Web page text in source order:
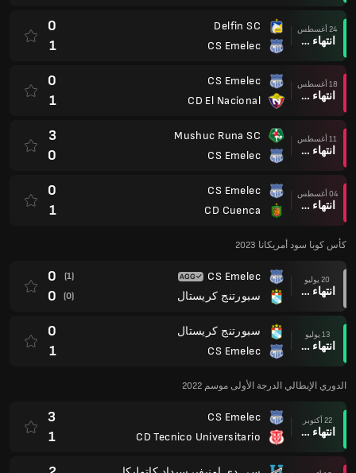
24 أغسطس
انتهاء وقت المباراة
Delfin SC
CS Emelec
0
1
18 أغسطس
انتهاء وقت المباراة
CS Emelec
CD El Nacional
0
1
11 أغسطس
انتهاء وقت المباراة
Mushuc Runa SC
CS Emelec
3
0
04 أغسطس
انتهاء وقت المباراة
CS Emelec
CD Cuenca
0
1
كأس كوبا سود أمريكانا 2023
20 يوليو
انتهاء وقت المباراة
CS Emelec
سبورتنج كريستال
(1)
0
(0)
0
13 يوليو
انتهاء وقت المباراة
سبورتنج كريستال
CS Emelec
0
1
الدوري الإيطالي الدرجة الأولى موسم 2022
22 أكتوبر
انتهاء وقت المباراة
CS Emelec
CD Tecnico Universitario
3
1